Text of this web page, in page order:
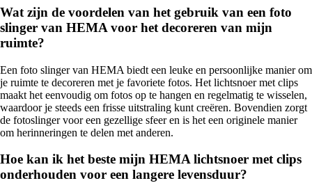
Wat zijn de voordelen van het gebruik van een foto
slinger van HEMA voor het decoreren van mijn
ruimte?
Een foto slinger van HEMA biedt een leuke en persoonlijke manier om
je ruimte te decoreren met je favoriete fotos. Het lichtsnoer met clips
maakt het eenvoudig om fotos op te hangen en regelmatig te wisselen,
waardoor je steeds een frisse uitstraling kunt creëren. Bovendien zorgt
de fotoslinger voor een gezellige sfeer en is het een originele manier
om herinneringen te delen met anderen.
Hoe kan ik het beste mijn HEMA lichtsnoer met clips
onderhouden voor een langere levensduur?